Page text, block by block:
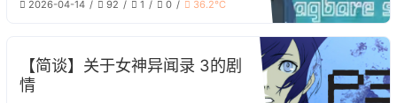
造故事。而故事正是我们继续活下去的
2026-04-14 92 1 0 36.2℃
【简谈】关于女神异闻录 3的剧
情